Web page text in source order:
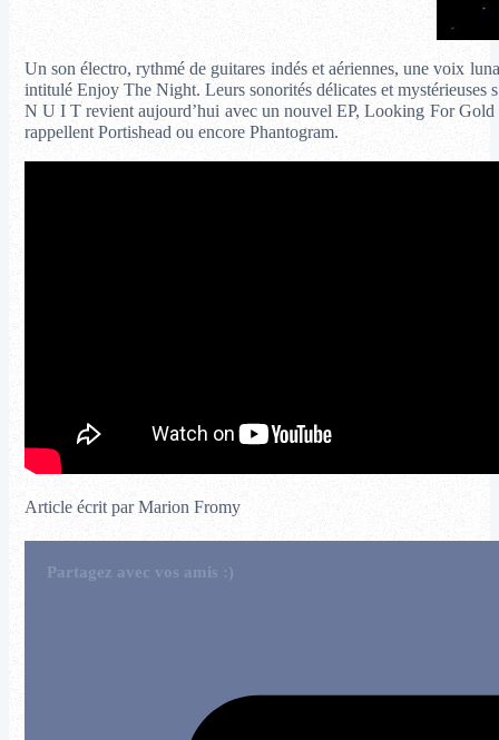
Un son électro, rythmé de guitares indés et aériennes, une voix
intitulé Enjoy The Night. Leurs sonorités délicates et
N U I T revient aujourd’hui avec un nouvel EP, Looking For Gold
rappellent Portishead ou encore Phantogram.
Article écrit par Marion Fromy
Partagez avec vos amis :)